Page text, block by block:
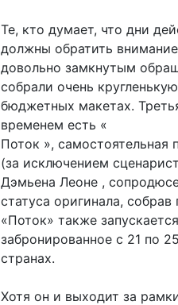
Те, кто думает, что дни
должны обратить
довольно замкнутым
собрали очень
бюджетных макетах.
временем есть «
Поток »,
(за исключением
Дэмьена Леоне ,
статуса оригинала,
«Поток» также
забронированное с 21 по
странах.
Хотя он и выходит за